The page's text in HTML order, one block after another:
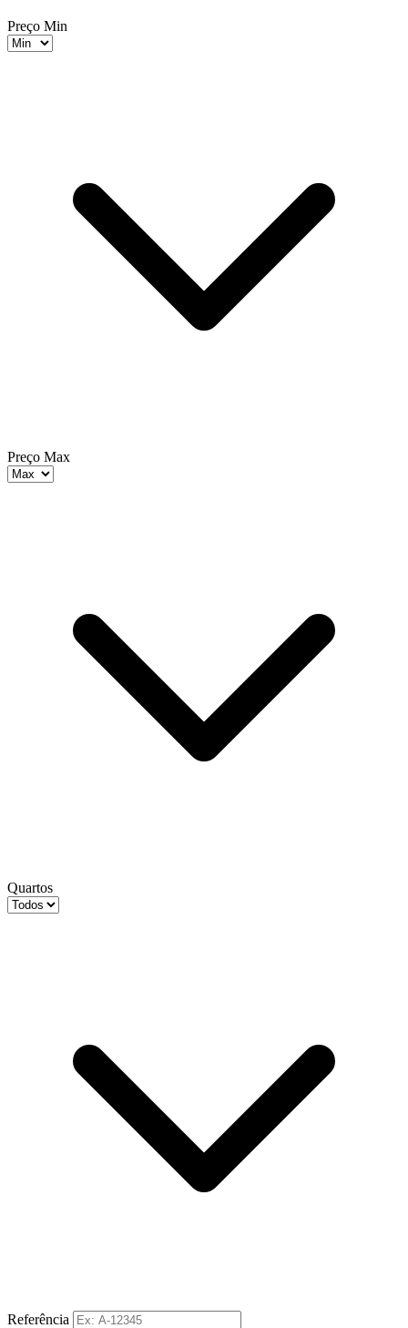
Preço Min
Preço Max
Quartos
Referência